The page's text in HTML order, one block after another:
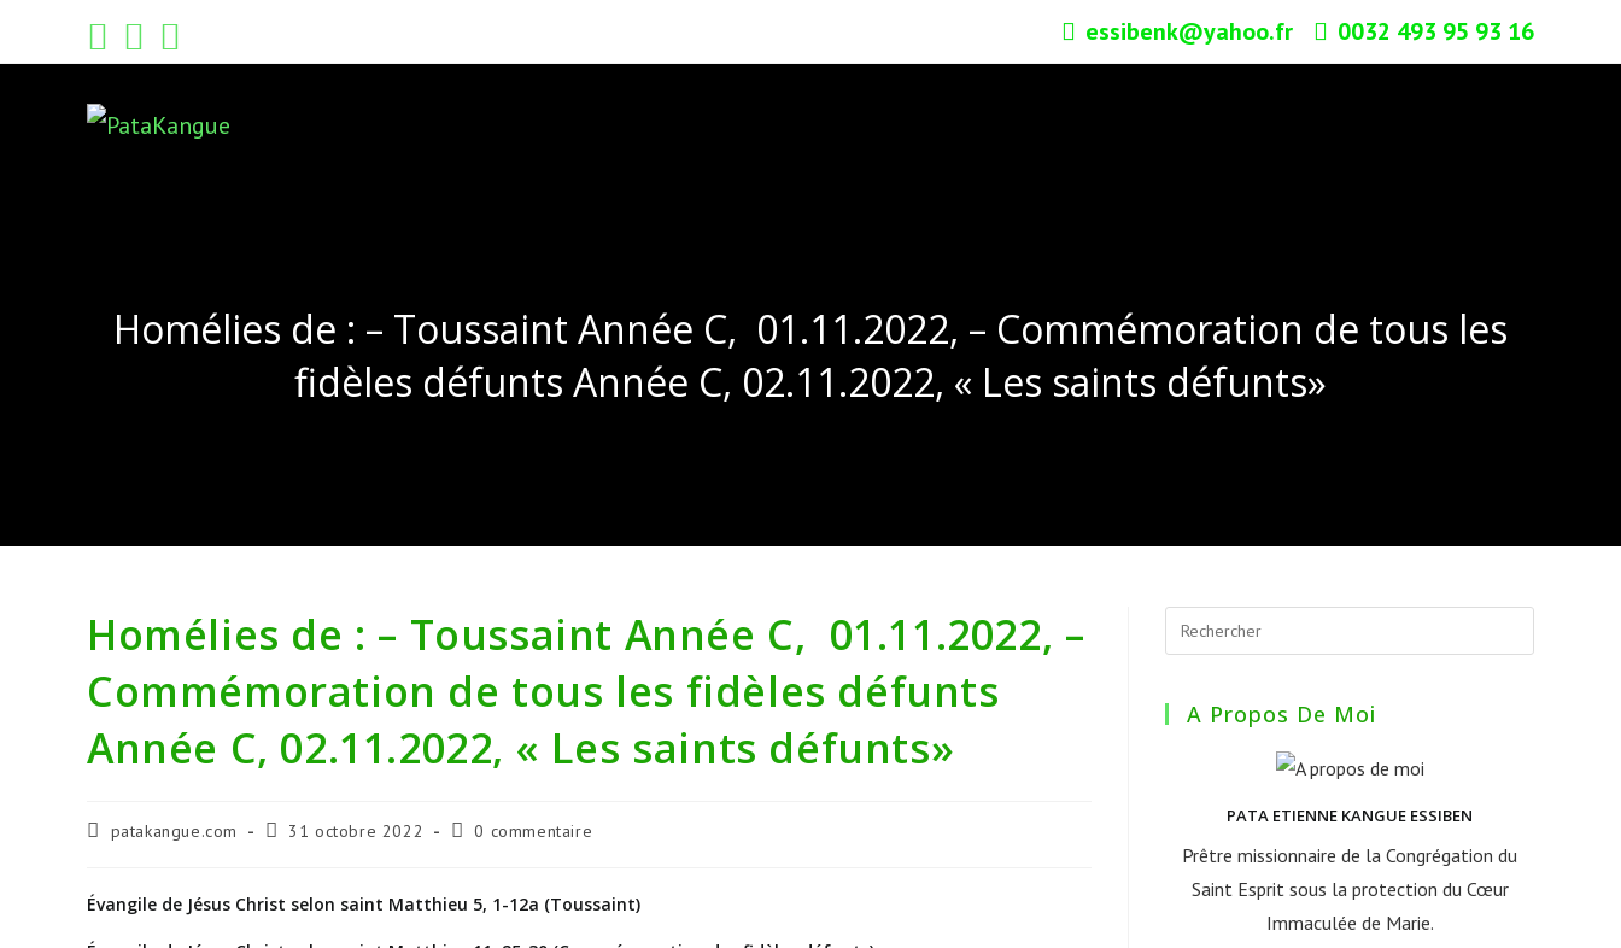
essibenk@yahoo.fr 0032 493 95 93 16
Homélies de : – Toussaint Année C, 01.11.2022, – Commémoration de tous les
fidèles défunts Année C, 02.11.2022, « Les saints défunts»
Homélies de : – Toussaint Année C, 01.11.2022, –
Commémoration de tous les fidèles défunts
Année C, 02.11.2022, « Les saints défunts»
Auteur/autrice
publication :
patakangue.com
Publication
31 octobre 2022
Commentaires
publication :
0 commentaire
Évangile de Jésus Christ selon saint Matthieu 5, 1-12a (Toussaint)
A Propos De Moi
PATA ETIENNE KANGUE ESSIBEN
Prêtre missionnaire de la Congrégation du
Saint Esprit sous la protection du Cœur
Immaculée de Marie.